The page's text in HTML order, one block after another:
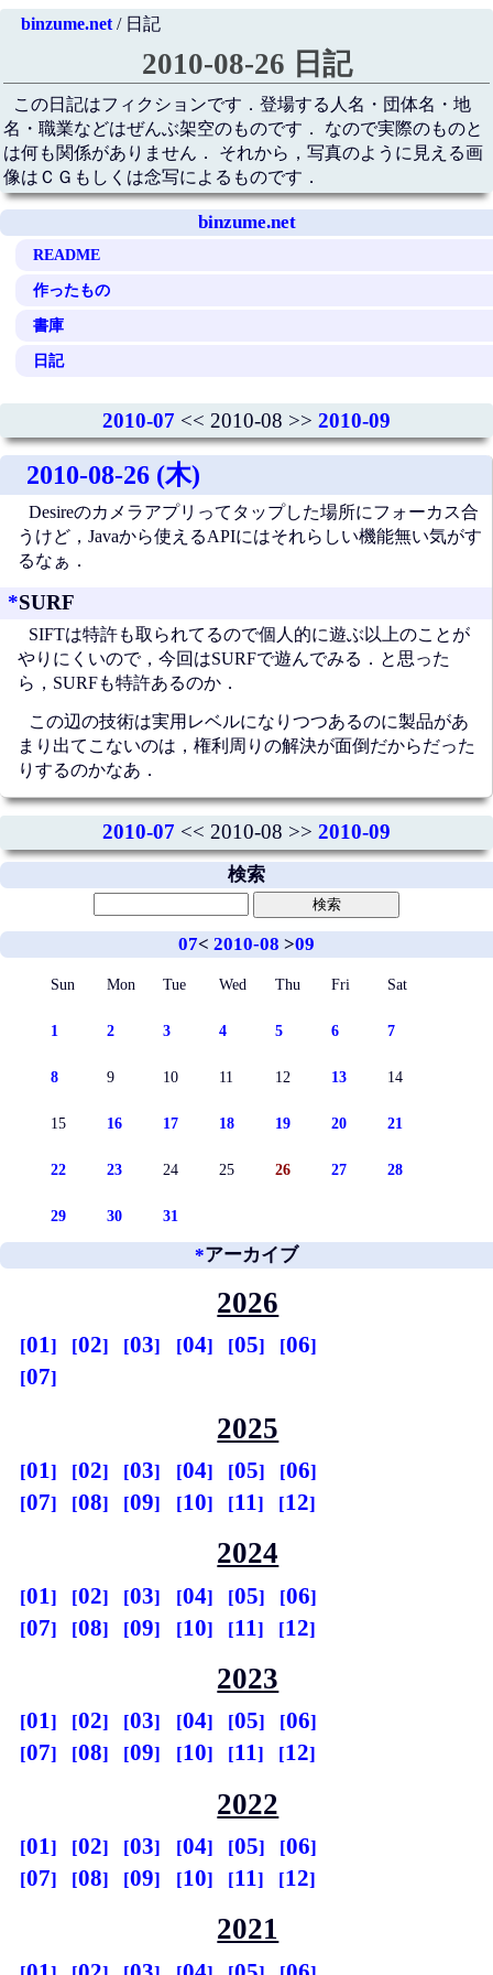
binzume.net/ 日記
2010-08-26 日記
この日記はフィクションです．登場する人名・団体名・地
名・職業などはぜんぶ架空のものです． なので実際のものと
は何も関係がありません． それから，写真のように見える画
像はＣＧもしくは念写によるものです．
binzume.net
README
作ったもの
書庫
日記
2010-07 << 2010-08 >> 2010-09
2010-08-26 (木)
Desireのカメラアプリってタップした場所にフォーカス合
うけど，Javaから使えるAPIにはそれらしい機能無い気がす
るなぁ．
*SURF
SIFTは特許も取られてるので個人的に遊ぶ以上のことが
やりにくいので，今回はSURFで遊んでみる．と思った
ら，SURFも特許あるのか．
この辺の技術は実用レベルになりつつあるのに製品があ
まり出てこないのは，権利周りの解決が面倒だからだった
りするのかなあ．
2010-07 << 2010-08 >> 2010-09
検索
07< 2010-08 >09
Sun Mon Tue Wed Thu Fri Sat
1 2 3 4 5 6 7
8 9 10 11 12 13 14
15 16 17 18 19 20 21
22 23 24 25 26 27 28
29 30 31
*アーカイブ
2026
01 02 03 04 05
06
07
2025
01 02 03 04 05
06
07
08 09 10 11 12
2024
01 02 03 04 05
06
07
08 09 10 11 12
2023
01 02 03 04 05
06
07
08 09 10 11 12
2022
01 02 03 04 05
06
07
08 09 10 11 12
2021